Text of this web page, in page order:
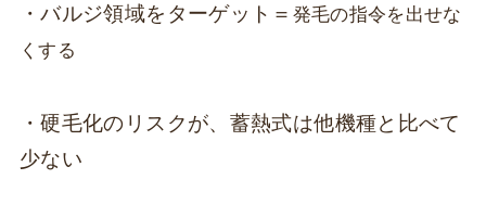
・バルジ領域をターゲット＝ 発毛の指令を出せな
くする
・硬毛化のリスクが、蓄熱式は他機種と比べて
少ない